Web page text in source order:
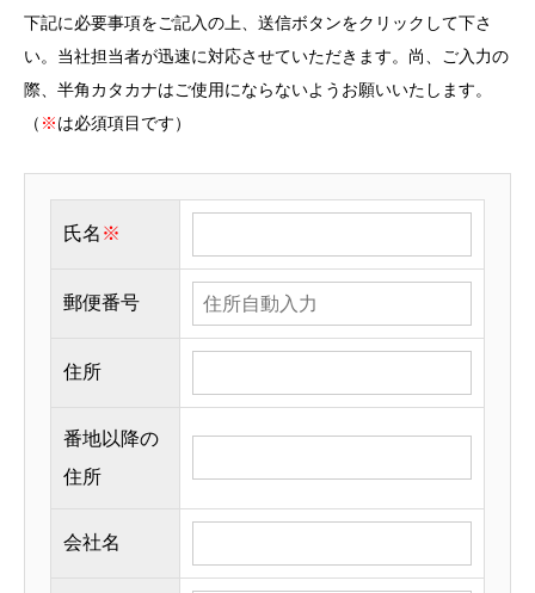
下記に必要事項をご記入の上、送信ボタンをクリックして下さ
い。当社担当者が迅速に対応させていただきます。尚、ご入力の
際、半角カタカナはご使用にならないようお願いいたします。
（ ※は必須項目です）
氏名 ※
郵便番号
住所
番地以降の
住所
会社名